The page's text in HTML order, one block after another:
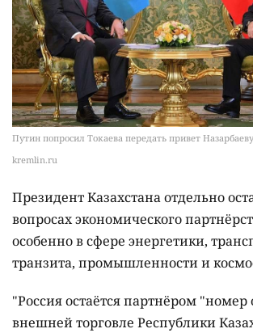
Путин попросил Токаева передать привет
kremlin.ru
Президент Казахстана отдельно
вопросах экономического
особенно в сфере энергетики,
транзита, промышленности и
"Россия остаётся партнёром "номер
внешней торговле Республики